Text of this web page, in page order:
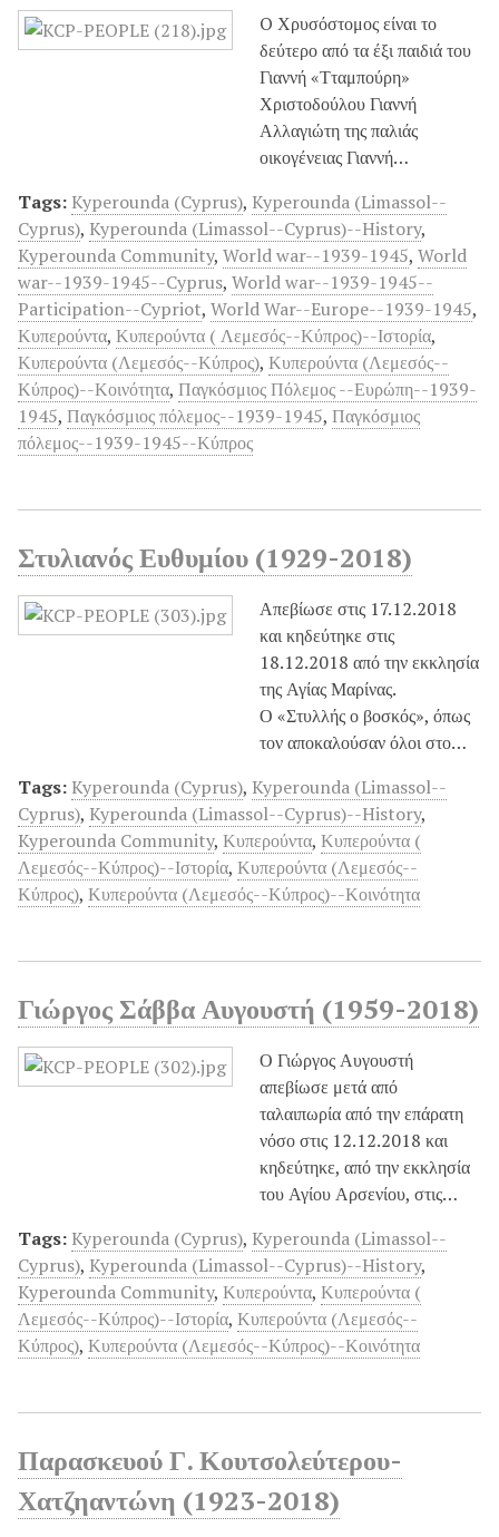
O Χρυσόστομος είναι το
δεύτερο από τα έξι παιδιά του
Γιαννή «Τταμπούρη»
Χριστοδούλου Γιαννή
Αλλαγιώτη της παλιάς
οικογένειας Γιαννή…
Tags: Kyperounda (Cyprus), Kyperounda (Limassol--
Cyprus), Kyperounda (Limassol--Cyprus)--History,
Kyperounda Community, World war--1939-1945, World
war--1939-1945--Cyprus, World war--1939-1945--
Participation--Cypriot, World War--Europe--1939-1945,
Κυπερούντα, Κυπερούντα ( Λεμεσός--Κύπρος)--Ιστορία,
Κυπερούντα (Λεμεσός--Κύπρος), Κυπερούντα (Λεμεσός--
Κύπρος)--Κοινότητα, Παγκόσμιος Πόλεμος --Ευρώπη--1939-
1945, Παγκόσμιος πόλεμος--1939-1945, Παγκόσμιος
πόλεμος--1939-1945--Κύπρος
Στυλιανός Ευθυμίου (1929-2018)
Απεβίωσε στις 17.12.2018
και κηδεύτηκε στις
18.12.2018 από την εκκλησία
της Αγίας Μαρίνας.
Ο «Στυλλής ο βοσκός», όπως
τον αποκαλούσαν όλοι στο…
Tags: Kyperounda (Cyprus), Kyperounda (Limassol--
Cyprus), Kyperounda (Limassol--Cyprus)--History,
Kyperounda Community, Κυπερούντα, Κυπερούντα (
Λεμεσός--Κύπρος)--Ιστορία, Κυπερούντα (Λεμεσός--
Κύπρος), Κυπερούντα (Λεμεσός--Κύπρος)--Κοινότητα
Γιώργος Σάββα Αυγουστή (1959-2018)
Ο Γιώργος Αυγουστή
απεβίωσε μετά από
ταλαιπωρία από την επάρατη
νόσο στις 12.12.2018 και
κηδεύτηκε, από την εκκλησία
του Αγίου Αρσενίου, στις…
Tags: Kyperounda (Cyprus), Kyperounda (Limassol--
Cyprus), Kyperounda (Limassol--Cyprus)--History,
Kyperounda Community, Κυπερούντα, Κυπερούντα (
Λεμεσός--Κύπρος)--Ιστορία, Κυπερούντα (Λεμεσός--
Κύπρος), Κυπερούντα (Λεμεσός--Κύπρος)--Κοινότητα
Παρασκευού Γ. Κουτσολεύτερου-
Χατζηαντώνη (1923-2018)